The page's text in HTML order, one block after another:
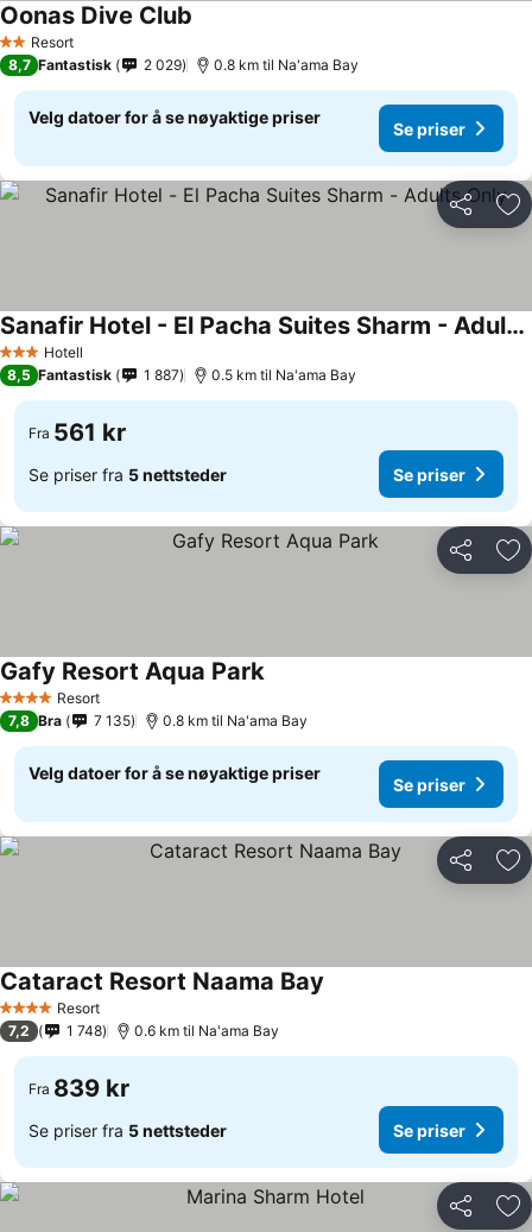
2 Stjerner
Resort
Oonas Dive Club
8,7 Fantastisk 2 029 0.8 km til Na'ama Bay
Velg datoer for å se nøyaktige priser
Se priser
Del
3 StjernerHotell
Sanafir Hotel - El Pacha Suites Sharm - Adults Only
Se priser
8,5 Fantastisk 1 887 0.5 km til Na'ama Bay
Fra 561 kr
Se priser fra 5 nettsteder Se priser
Del
4 StjernerResort
Gafy Resort Aqua ParkSe priser
7,8 Bra 7 135 0.8 km til Na'ama Bay
Velg datoer for å se nøyaktige priser
Se priser
Del
4 StjernerResort
Cataract Resort Naama Bay
7,2 1 748 0.6 km til Na'ama Bay
Fra 839 kr
Se priser fra 5 nettsteder Se priser
Del